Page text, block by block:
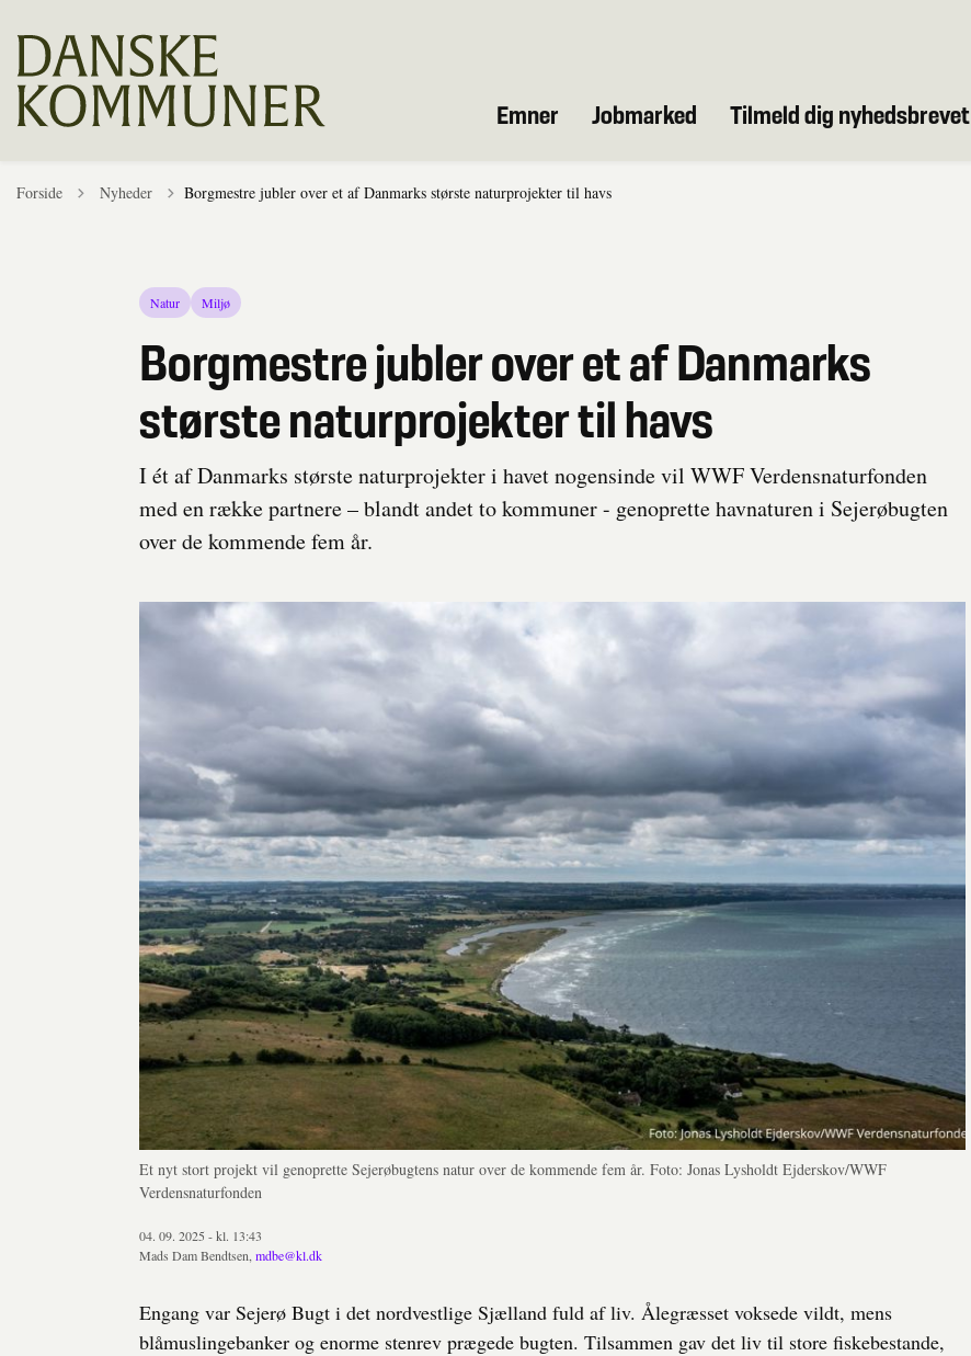
Emner Jobmarked Tilmeld dig nyhedsbrevet
Forside Tilbage til
Nyheder Borgmestre jubler over et af Danmarks største naturprojekter til havs
Natur Miljø
Borgmestre jubler over et af Danmarks
største naturprojekter til havs
I ét af Danmarks største naturprojekter i havet nogensinde vil WWF Verdensnaturfonden
med en række partnere – blandt andet to kommuner - genoprette havnaturen i Sejerøbugten
over de kommende fem år.
Et nyt stort projekt vil genoprette Sejerøbugtens natur over de kommende fem år. Foto: Jonas Lysholdt Ejderskov/WWF
Verdensnaturfonden
04. 09. 2025 - kl. 13:43
Mads Dam Bendtsen, mdbe@kl.dk
Engang var Sejerø Bugt i det nordvestlige Sjælland fuld af liv. Ålegræsset voksede vildt, mens
blåmuslingebanker og enorme stenrev prægede bugten. Tilsammen gav det liv til store fiskebestande,